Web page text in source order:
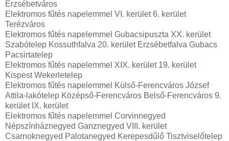
Erzsébetváros
Elektromos fűtés napelemmel VI. kerület 6. kerület
Terézváros
Elektromos fűtés napelemmel Gubacsipuszta XX. kerület
Szabótelep Kossuthfalva 20. kerület Erzsébetfalva Gubacs
Pacsirtatelep
Elektromos fűtés napelemmel XIX. kerület 19. kerület
Kispest Wekerletelep
Elektromos fűtés napelemmel Külső-Ferencváros József
Attila-lakótelep Középső-Ferencváros Belső-Ferencváros 9.
kerület IX. kerület
Elektromos fűtés napelemmel Corvinnegyed
Népszínháznegyed Ganznegyed VIII. kerület
Csarnoknegyed Palotanegyed Kerepesdűlő Tisztviselőtelep